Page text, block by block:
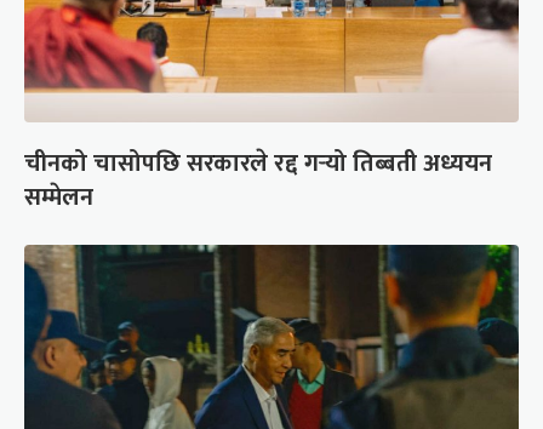
चीनको चासोपछि सरकारले रद्द गर्‍यो तिब्बती अध्ययन
सम्मेलन